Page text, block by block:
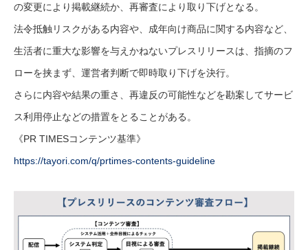
の変更により掲載継続か、再審査により取り下げとなる。
法令抵触リスクがある内容や、成年向け商品に関する内容など、
生活者に重大な影響を与えかねないプレスリリースは、指摘のフ
ローを挟まず、運営者判断で即時取り下げを決行。
さらに内容や結果の重さ、再違反の可能性などを勘案してサービ
ス利用停止などの措置をとることがある。
《PR TIMESコンテンツ基準》
https://tayori.com/q/prtimes-contents-guideline